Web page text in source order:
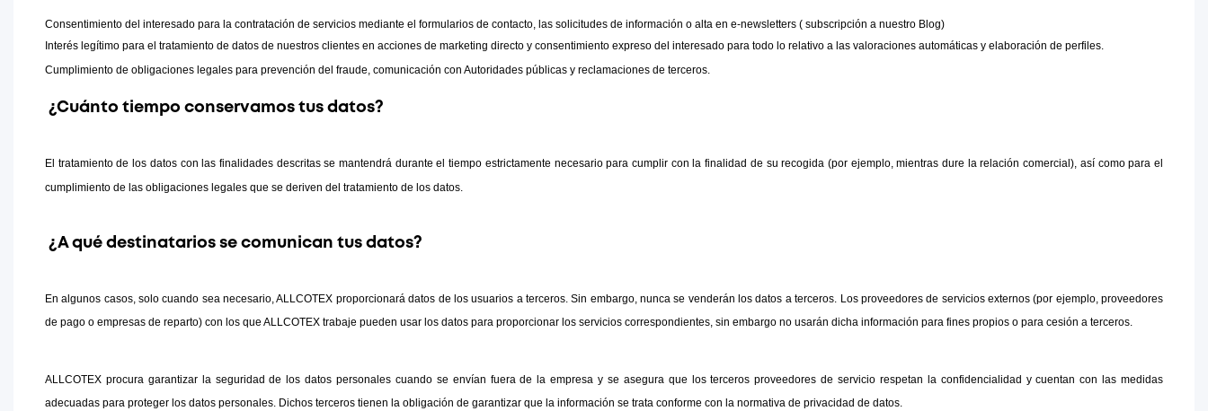
Consentimiento del interesado para la contratación de servicios mediante el formularios de contacto, las solicitudes de información o alta en e-newsletters ( subscripción a nuestro Blog)
Interés legítimo para el tratamiento de datos de nuestros clientes en acciones de marketing directo y consentimiento expreso del interesado para todo lo relativo a las valoraciones automáticas y elaboración de perfiles.
Cumplimiento de obligaciones legales para prevención del fraude, comunicación con Autoridades públicas y reclamaciones de terceros.
¿Cuánto tiempo conservamos tus datos?
El tratamiento de los datos con las finalidades descritas se mantendrá durante el tiempo estrictamente necesario para cumplir con la finalidad de su recogida (por ejemplo, mientras dure la relación comercial), así como para el
cumplimiento de las obligaciones legales que se deriven del tratamiento de los datos.
¿A qué destinatarios se comunican tus datos?
En algunos casos, solo cuando sea necesario, ALLCOTEX proporcionará datos de los usuarios a terceros. Sin embargo, nunca se venderán los datos a terceros. Los proveedores de servicios externos (por ejemplo, proveedores
de pago o empresas de reparto) con los que ALLCOTEX trabaje pueden usar los datos para proporcionar los servicios correspondientes, sin embargo no usarán dicha información para fines propios o para cesión a terceros.
ALLCOTEX procura garantizar la seguridad de los datos personales cuando se envían fuera de la empresa y se asegura que los terceros proveedores de servicio respetan la confidencialidad y cuentan con las medidas
adecuadas para proteger los datos personales. Dichos terceros tienen la obligación de garantizar que la información se trata conforme con la normativa de privacidad de datos.